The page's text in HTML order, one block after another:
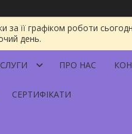
її графіком роботи
день.
ПРО НАС
СЕРТИФІКАТИ